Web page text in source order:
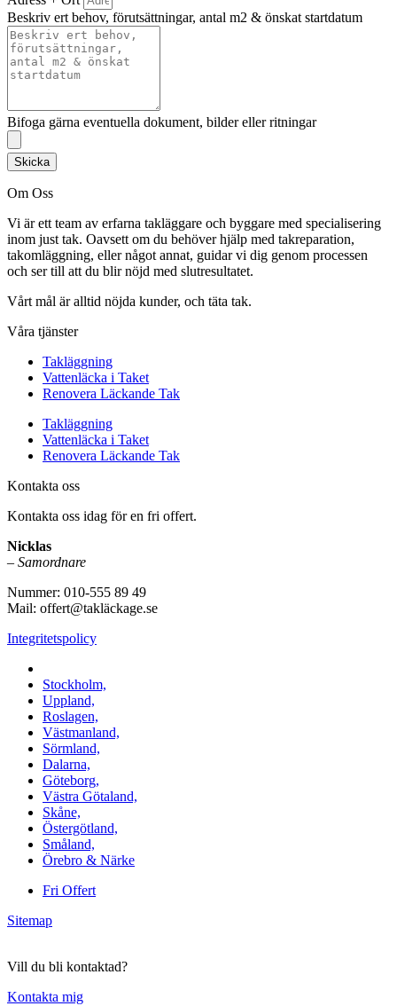
Beskriv ert behov, förutsättningar, antal m2 & önskat startdatum
Bifoga gärna eventuella dokument, bilder eller ritningar
Skicka
Om Oss
Vi är ett team av erfarna takläggare och byggare med specialisering
inom just tak. Oavsett om du behöver hjälp med takreparation,
takomläggning, eller något annat, guidar vi dig genom processen
och ser till att du blir nöjd med slutresultatet.
Vårt mål är alltid nöjda kunder, och täta tak.
Våra tjänster
Takläggning
Vattenläcka i Taket
Renovera Läckande Tak
Takläggning
Vattenläcka i Taket
Renovera Läckande Tak
Kontakta oss
Kontakta oss idag för en fri offert.
Nicklas
– Samordnare
Nummer: 010-555 89 49
Mail: offert@takläckage.se
Integritetspolicy
Stockholm,
Uppland,
Roslagen,
Västmanland,
Sörmland,
Dalarna,
Göteborg,
Västra Götaland,
Skåne,
Östergötland,
Småland,
Örebro & Närke
Fri Offert
Sitemap
Vill du bli kontaktad?
Kontakta mig